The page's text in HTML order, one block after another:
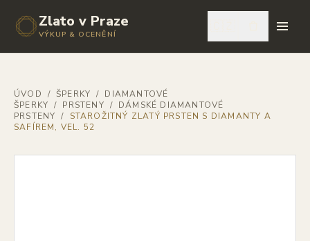
Zlato v Praze
VÝKUP & OCENĚNÍ
ÚVOD / ŠPERKY / DIAMANTOVÉ
ŠPERKY / PRSTENY / DÁMSKÉ DIAMANTOVÉ
PRSTENY /
STAROŽITNÝ ZLATÝ PRSTEN S DIAMANTY A
SAFÍREM, VEL. 52